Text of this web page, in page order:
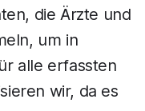
die Ärzte und
um in
alle erfassten
wir, da es